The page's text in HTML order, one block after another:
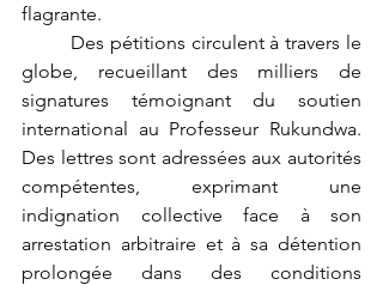
flagrante.
globe, recueillant des milliers de
signatures témoignant du soutien
international au Professeur Rukundwa.
Des lettres sont adressées aux autorités
compétentes, exprimant une
indignation collective face à son
arrestation arbitraire et à sa détention
prolongée dans des conditions